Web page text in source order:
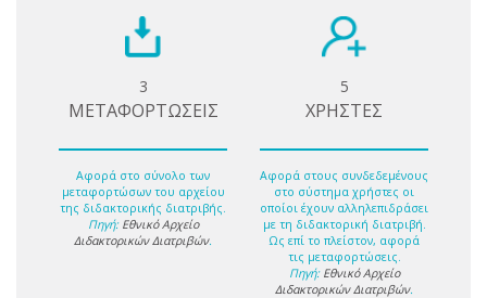
3
ΜΕΤΑΦΟΡΤΩΣΕΙΣ
Αφορά στο σύνολο των
μεταφορτώσων του αρχείου
της διδακτορικής διατριβής.
Πηγή: Εθνικό Αρχείο
Διδακτορικών Διατριβών.
5
ΧΡΗΣΤΕΣ
Αφορά στους συνδεδεμένους
στο σύστημα χρήστες οι
οποίοι έχουν αλληλεπιδράσει
με τη διδακτορική διατριβή.
Ως επί το πλείστον, αφορά
τις μεταφορτώσεις.
Πηγή: Εθνικό Αρχείο
Διδακτορικών Διατριβών.